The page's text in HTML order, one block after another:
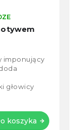
koszyka
imponujący
głowicy
do